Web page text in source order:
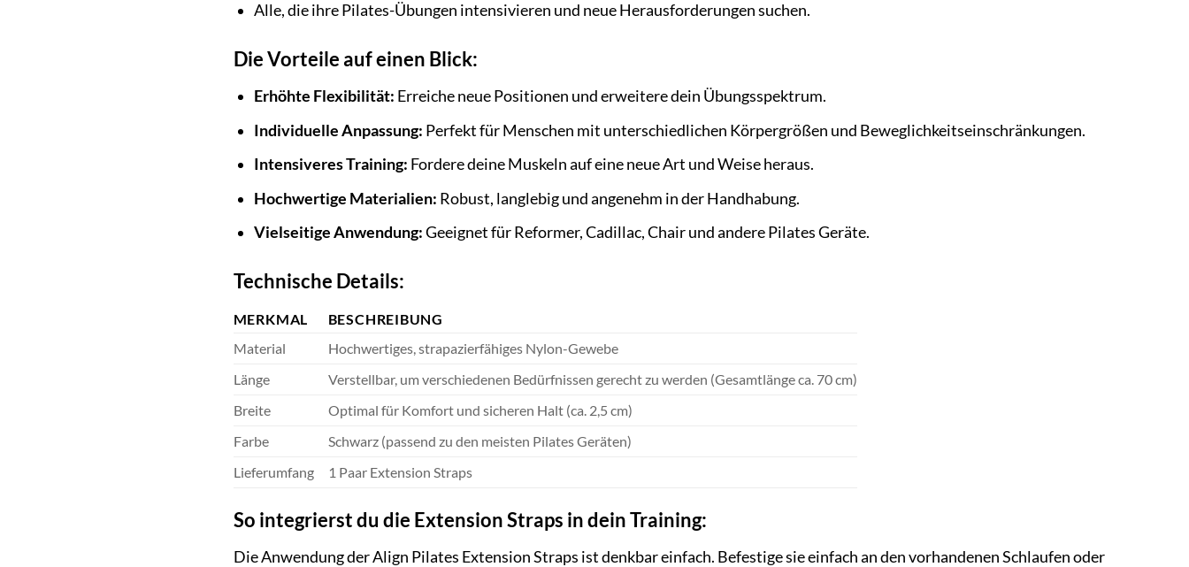
Alle, die ihre Pilates-Übungen intensivieren und neue Herausforderungen suchen.
Die Vorteile auf einen Blick:
Erhöhte Flexibilität: Erreiche neue Positionen und erweitere dein Übungsspektrum.
Individuelle Anpassung: Perfekt für Menschen mit unterschiedlichen Körpergrößen und Beweglichkeitseinschränkungen.
Intensiveres Training: Fordere deine Muskeln auf eine neue Art und Weise heraus.
Hochwertige Materialien: Robust, langlebig und angenehm in der Handhabung.
Vielseitige Anwendung:Geeignet für Reformer, Cadillac, Chair und andere Pilates Geräte.
Technische Details:
MERKMAL
BESCHREIBUNG
Material
Hochwertiges, strapazierfähiges Nylon-Gewebe
Länge
Verstellbar, um verschiedenen Bedürfnissen gerecht zu werden (Gesamtlänge ca. 70 cm)
Breite
Optimal für Komfort und sicheren Halt (ca. 2,5 cm)
Farbe
Schwarz (passend zu den meisten Pilates Geräten)
Lieferumfang
1 Paar Extension Straps
So integrierst du die Extension Straps in dein Training:
Die Anwendung der Align Pilates Extension Straps ist denkbar einfach. Befestige sie einfach an den vorhandenen Schlaufen oder